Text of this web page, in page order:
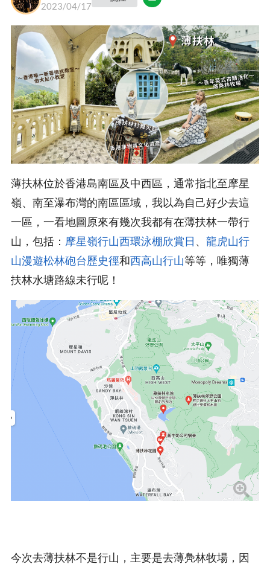
2023/04/17
薄扶林位於香港島南區及中西區，通常指北至摩星
嶺、南至瀑布灣的南區區域，我以為自己好少去這
一區，一看地圖原來有幾次我都有在薄扶林一帶行
山，包括： 摩星嶺行山西環泳棚欣賞日 、 龍虎山行
山漫遊松林砲台歷史徑和西高山行山等等，唯獨薄
扶林水塘路線未行呢！
今次去薄扶林不是行山，主要是去薄鳧林牧場，因